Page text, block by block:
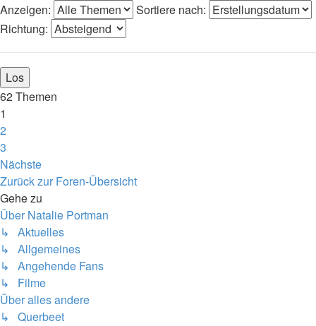
Anzeigen:
Sortiere nach:
Richtung:
62 Themen
1
2
3
Nächste
Zurück zur Foren-Übersicht
Gehe zu
Über Natalie Portman
↳ Aktuelles
↳ Allgemeines
↳ Angehende Fans
↳ Filme
Über alles andere
↳ Querbeet